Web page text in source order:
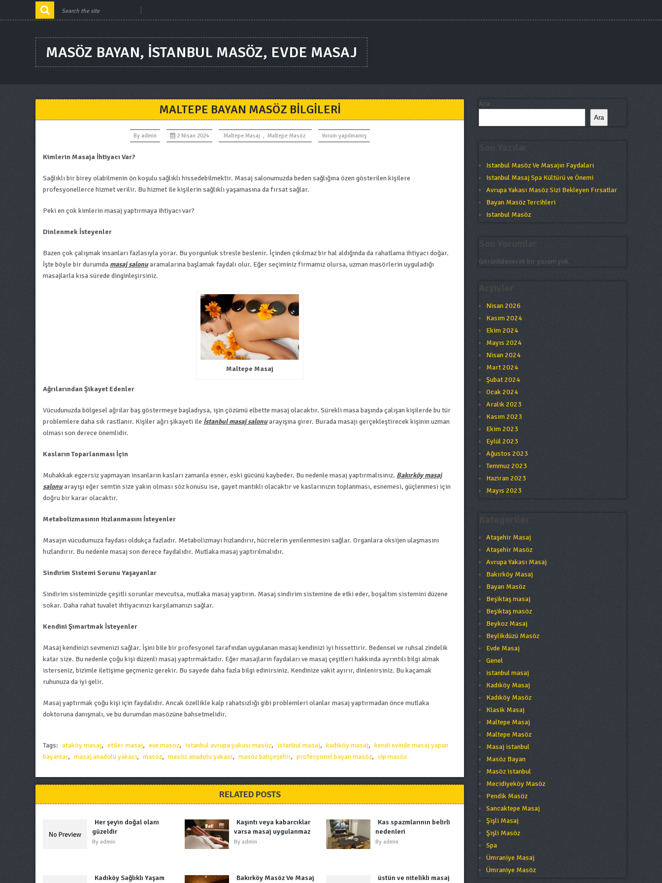
MASÖZ BAYAN, ISTANBUL MASÖZ, EVDE MASAJ
MALTEPE BAYAN MASÖZ BILGILERI
By admin 2 Nisan 2024 Maltepe Masaj , Maltepe Masöz Yorum yapılmamış
Kimlerin Masaja İhtiyacı Var?
Sağlıklı bir birey olabilmenin ön koşulu sağlıklı hissedebilmektir. Masaj salonumuzda beden sağlığına özen gösterilen kişilere
profesyonellerce hizmet verilir. Bu hizmet ile kişilerin sağlıklı yaşamasına da fırsat sağlar.
Peki en çok kimlerin masaj yaptırmaya ihtiyacı var?
Dinlenmek İsteyenler
Bazen çok çalışmak insanları fazlasıyla yorar. Bu yorgunluk stresle beslenir. İçinden çıkılmaz bir hal aldığında da rahatlama ihtiyacı doğar.
İşte böyle bir durumda masaj salonuaramalarına başlamak faydalı olur. Eğer seçiminiz firmamız olursa, uzman masörlerin uyguladığı
masajlarla kısa sürede dinginleşirsiniz.
Maltepe Masaj
Ağrılarından Şikayet Edenler
Vücudunuzda bölgesel ağrılar baş göstermeye başladıysa, işin çözümü elbette masaj olacaktır. Sürekli masa başında çalışan kişilerde bu tür
problemlere daha sık rastlanır. Kişiler ağrı şikayeti ile İstanbul masaj salonuarayışına girer. Burada masajı gerçekleştirecek kişinin uzman
olması son derece önemlidir.
Kasların Toparlanması İçin
Muhakkak egzersiz yapmayan insanların kasları zamanla esner, eski gücünü kaybeder. Bu nedenle masaj yaptırmalısınız. Bakırköy masaj
salonuarayışı eğer semtin size yakın olması söz konusu ise, gayet mantıklı olacaktır ve kaslarınızın toplanması, esnemesi, güçlenmesi için
doğru bir karar olacaktır.
Metabolizmasının Hızlanmasını İsteyenler
Masajın vücudumuza faydası oldukça fazladır. Metabolizmayı hızlandırır, hücrelerin yenilenmesini sağlar. Organlara oksijen ulaşmasını
hızlandırır. Bu nedenle masaj son derece faydalıdır. Mutlaka masaj yaptırılmalıdır.
Sindirim Sistemi Sorunu Yaşayanlar
Sindirim sisteminizde çeşitli sorunlar mevcutsa, mutlaka masaj yaptırın. Masaj sindirim sistemine de etki eder, boşaltım sistemini düzene
sokar. Daha rahat tuvalet ihtiyacınızı karşılamanızı sağlar.
Kendini Şımartmak İsteyenler
Masaj kendinizi sevmenizi sağlar. İşini bile bir profesyonel tarafından uygulanan masaj kendinizi iyi hissettirir. Bedensel ve ruhsal zindelik
katar size. Bu nedenle çoğu kişi düzenli masaj yaptırmaktadır. Eğer masajların faydaları ve masaj çeşitleri hakkında ayrıntılı bilgi almak
isterseniz, bizimle iletişime geçmeniz gerekir. Bu sayede daha fazla bilgi edinirsiniz. Kendinize vakit ayırır, dinlenirsiniz. Bu kaçamak
ruhunuza da iyi gelir.
Masaj yaptırmak çoğu kişi için faydalıdır. Ancak özellikle kalp rahatsızlığı gibi problemleri olanlar masaj yaptırmadan önce mutlaka
doktoruna danışmalı, ve bu durumdan masözüne bahsetmelidir.
Tags: ataköy masaj, etiler masaj, eve masoz, istanbul avrupa yakası masöz, istanbul masaj, kadıköy masaj, kendi evinde masaj yapan
bayanlar, masaj anadolu yakası, masöz, masöz anadolu yakası, masöz bahçeşehir, profesyonel bayan masöz, vip masöz
RELATED POSTS
Her şeyin doğal olanı
güzeldir
By admin
Kaşıntı veya kabarcıklar
varsa masaj uygulanmaz
By admin
Kas spazmlarının belirli
nedenleri
By admin
Kadıköy Sağlıklı Yaşam Bakırköy Masöz Ve Masaj üstün ve nitelikli masaj
Ara
Ara
Istanbul Masöz Ve Masajın Faydaları
Istanbul Masaj Spa Kültürü ve Önemi
Avrupa Yakası Masöz Sizi Bekleyen Fırsatlar
Bayan Masöz Tercihleri
Istanbul Masöz
Görüntülenecek bir yorum yok.
Nisan 2026
Kasım 2024
Ekim 2024
Mayıs 2024
Nisan 2024
Mart 2024
Şubat 2024
Ocak 2024
Aralık 2023
Kasım 2023
Ekim 2023
Eylül 2023
Ağustos 2023
Temmuz 2023
Haziran 2023
Mayıs 2023
Ataşehir Masaj
Ataşehir Masöz
Avrupa Yakası Masaj
Bakırköy Masaj
Bayan Masöz
Beşiktaş masaj
Beşiktaş masöz
Beykoz Masaj
Beylikdüzü Masöz
Evde Masaj
Genel
istanbul masaj
Kadıköy Masaj
Kadıköy Masöz
Klasik Masaj
Maltepe Masaj
Maltepe Masöz
Masaj istanbul
Masöz Bayan
Masöz istanbul
Mecidiyeköy Masöz
Pendik Masöz
Sancaktepe Masaj
Şişli Masaj
Şişli Masöz
Spa
Ümraniye Masaj
Ümraniye Masöz